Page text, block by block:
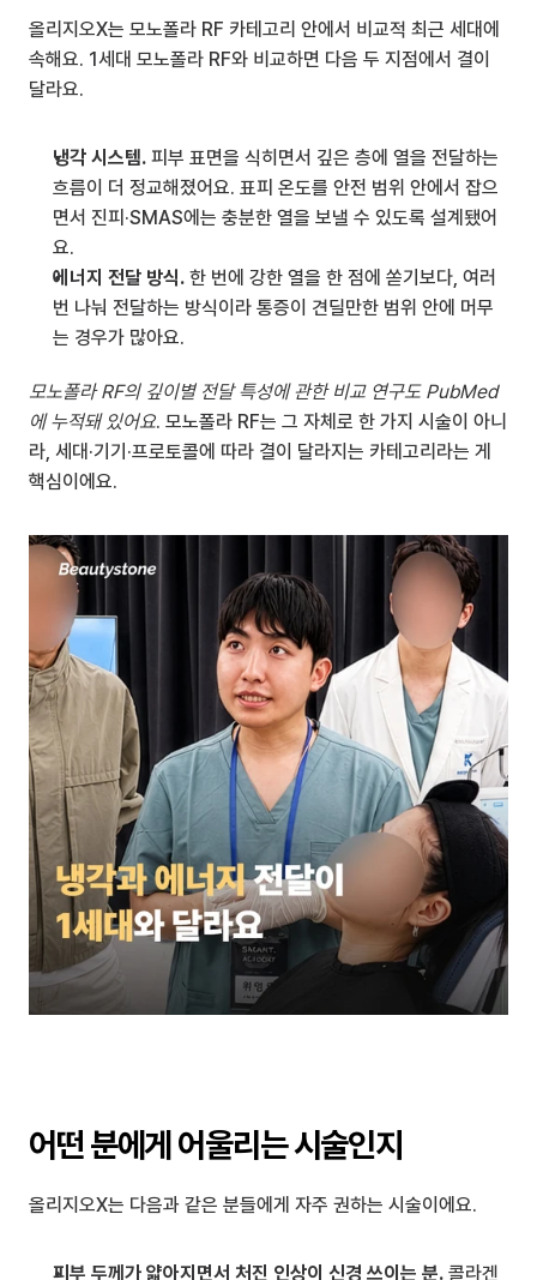
올리지오X는 모노폴라 RF 카테고리 안에서 비교적 최근 세대에
속해요. 1세대 모노폴라 RF와 비교하면 다음 두 지점에서 결이
달라요.
냉각 시스템. 피부 표면을 식히면서 깊은 층에 열을 전달하는
흐름이 더 정교해졌어요. 표피 온도를 안전 범위 안에서 잡으
면서 진피·SMAS에는 충분한 열을 보낼 수 있도록 설계됐어
요.
에너지 전달 방식. 한 번에 강한 열을 한 점에 쏟기보다, 여러
번 나눠 전달하는 방식이라 통증이 견딜만한 범위 안에 머무
는 경우가 많아요.
모노폴라 RF의 깊이별 전달 특성에 관한 비교 연구도 PubMed
에 누적돼 있어요. 모노폴라 RF는 그 자체로 한 가지 시술이 아니
라, 세대·기기·프로토콜에 따라 결이 달라지는 카테고리라는 게
핵심이에요.
어떤 분에게 어울리는 시술인지
올리지오X는 다음과 같은 분들에게 자주 권하는 시술이에요.
피부 두께가 얇아지면서 처진 인상이 신경 쓰이는 분. 콜라겐